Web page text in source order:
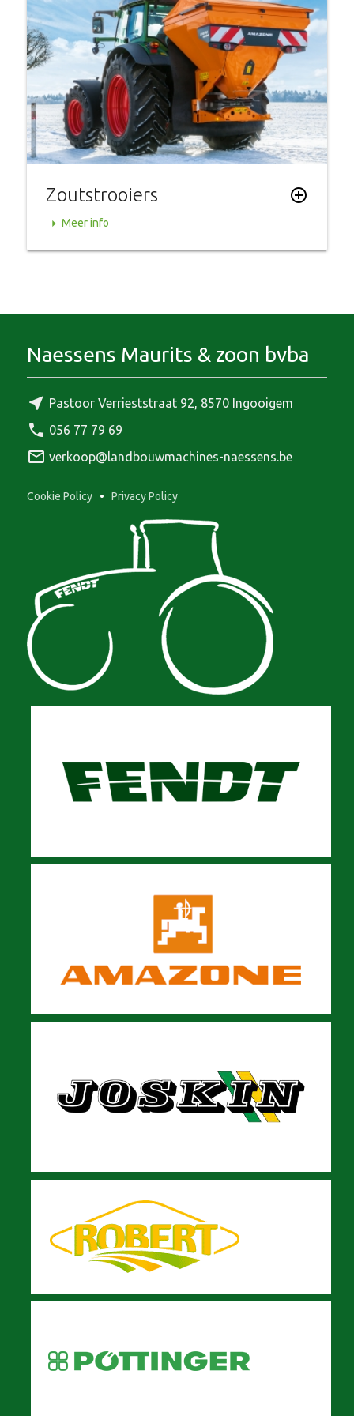
Zoutstrooiers add_circle_outline
arrow_rightMeer info
Naessens Maurits & zoon bvba
near_me Pastoor Verrieststraat 92, 8570 Ingooigem
phone 056 77 79 69
mail_outline verkoop@landbouwmachines-naessens.be
Cookie Policy •Privacy Policy